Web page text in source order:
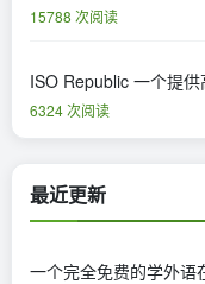
15788 次阅读
​ISO Republic 一个提
6324 次阅读
最近更新
一个完全免费的学外语